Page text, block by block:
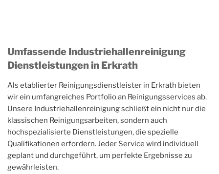
Umfassende Industriehallenreinigung
Dienstleistungen in Erkrath
Als etablierter Reinigungsdienstleister in Erkrath bieten
wir ein umfangreiches Portfolio an Reinigungsservices ab.
Unsere Industriehallenreinigung schließt ein nicht nur die
klassischen Reinigungsarbeiten, sondern auch
hochspezialisierte Dienstleistungen, die spezielle
Qualifikationen erfordern. Jeder Service wird individuell
geplant und durchgeführt, um perfekte Ergebnisse zu
gewährleisten.